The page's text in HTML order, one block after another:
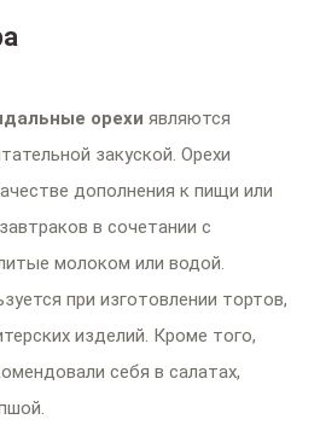
орехи являются
закуской. Орехи
дополнения к пищи или
в сочетании с
молоком или водой.
при изготовлении тортов,
изделий. Кроме того,
себя в салатах,